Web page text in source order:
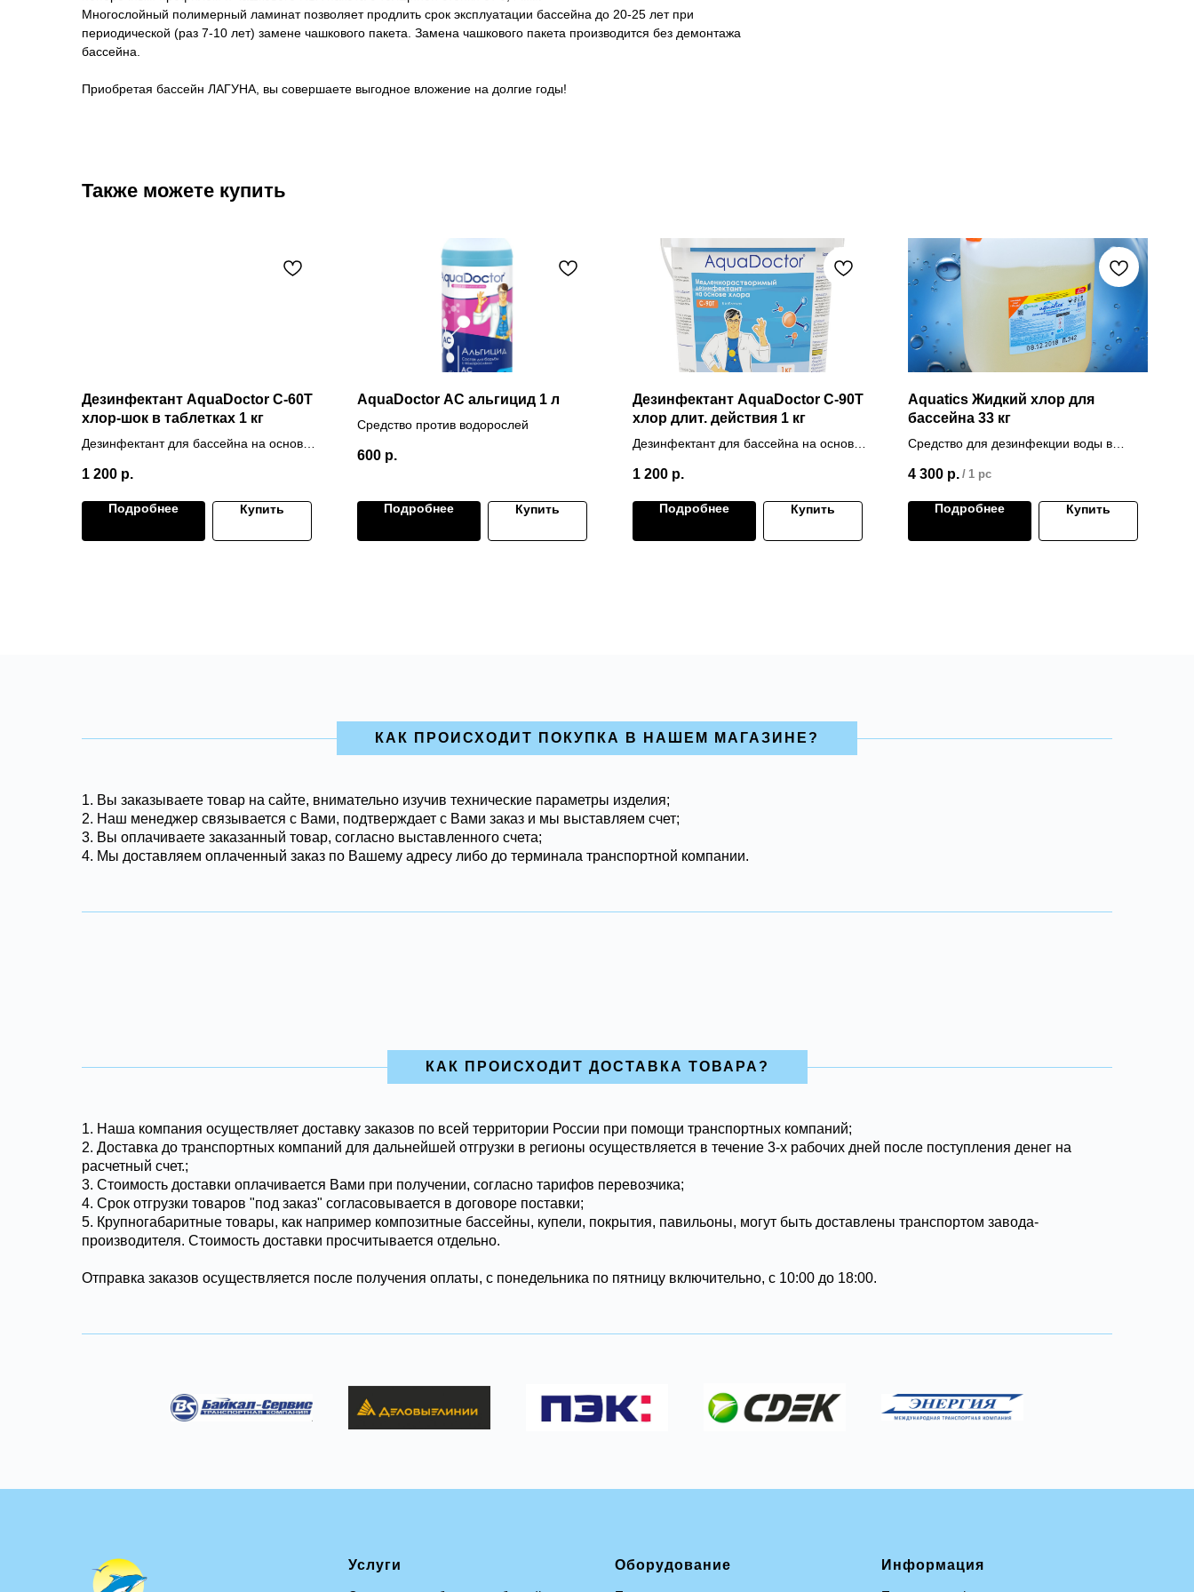
Многослойный полимерный ламинат позволяет продлить срок эксплуатации бассейна до 20-25 лет при
периодической (раз 7-10 лет) замене чашкового пакета. Замена чашкового пакета производится без демонтажа
бассейна.
Приобретая бассейн ЛАГУНА, вы совершаете выгодное вложение на долгие годы!
Также можете купить
Дезинфектант AquaDoctor C-60Т
хлор-шок в таблетках 1 кг
Дезинфектант для бассейна на основе
1 200 р.
Подробнее Купить
AquaDoctor AC альгицид 1 л
Средство против водорослей
600 р.
Подробнее Купить
Дезинфектант AquaDoctor C-90Т
хлор длит. действия 1 кг
Дезинфектант для бассейна на основе
1 200 р.
Подробнее Купить
Aquatics Жидкий хлор для
бассейна 33 кг
Средство для дезинфекции воды в
4 300 р. / 1 pc
Подробнее Купить
КАК ПРОИСХОДИТ ПОКУПКА В НАШЕМ МАГАЗИНЕ?
1. Вы заказываете товар на сайте, внимательно изучив технические параметры изделия;
2. Наш менеджер связывается с Вами, подтверждает с Вами заказ и мы выставляем счет;
3. Вы оплачиваете заказанный товар, согласно выставленного счета;
4. Мы доставляем оплаченный заказ по Вашему адресу либо до терминала транспортной компании.
КАК ПРОИСХОДИТ ДОСТАВКА ТОВАРА?
1. Наша компания осуществляет доставку заказов по всей территории России при помощи транспортных компаний;
2. Доставка до транспортных компаний для дальнейшей отгрузки в регионы осуществляется в течение 3-х рабочих дней после поступления денег на
расчетный счет.;
3. Стоимость доставки оплачивается Вами при получении, согласно тарифов перевозчика;
4. Срок отгрузки товаров "под заказ" согласовывается в договоре поставки;
5. Крупногабаритные товары, как например композитные бассейны, купели, покрытия, павильоны, могут быть доставлены транспортом завода-
производителя. Стоимость доставки просчитывается отдельно.
Отправка заказов осуществляется после получения оплаты, с понедельника по пятницу включительно, с 10:00 до 18:00.
Услуги Оборудование Информация